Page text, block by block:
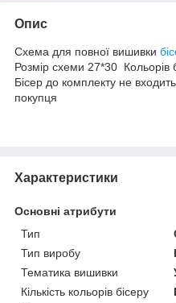
Опис
Схема для повної вишивки
Розмір схеми 27*30
Бісер до комплекту не
покупця
Характеристики
Основні атрибути
Тип
Тип виробу
Тематика вишивки
Кількість кольорів бісеру